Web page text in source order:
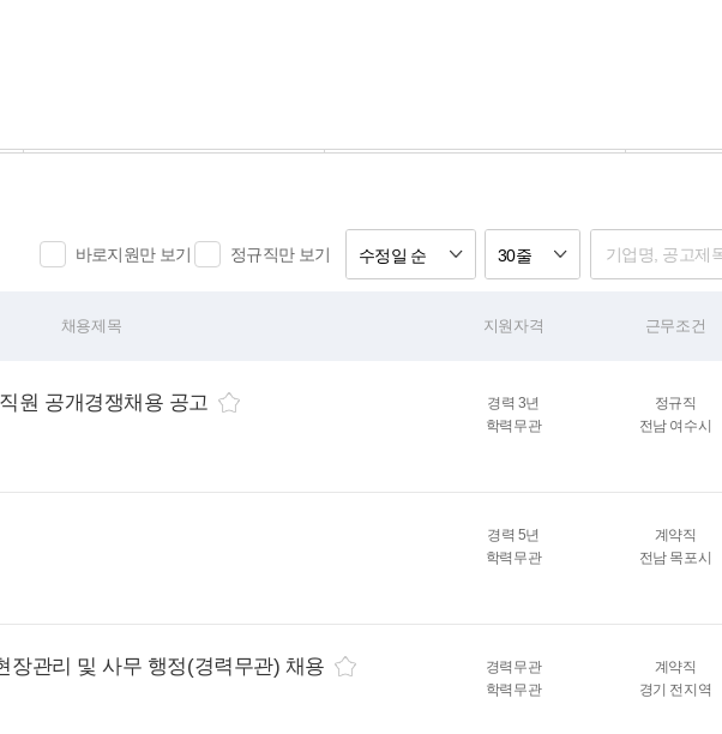
바로지원만 보기 정규직만 보기 수정일 순 30줄
채용제목 지원자격 근무조건
원 공개경쟁채용 공고
경력 3년
학력무관
정규직
전남 여수시
경력 5년
학력무관
계약직
전남 목포시
장관리 및 사무 행정(경력무관) 채용
경력무관
학력무관
계약직
경기 전지역